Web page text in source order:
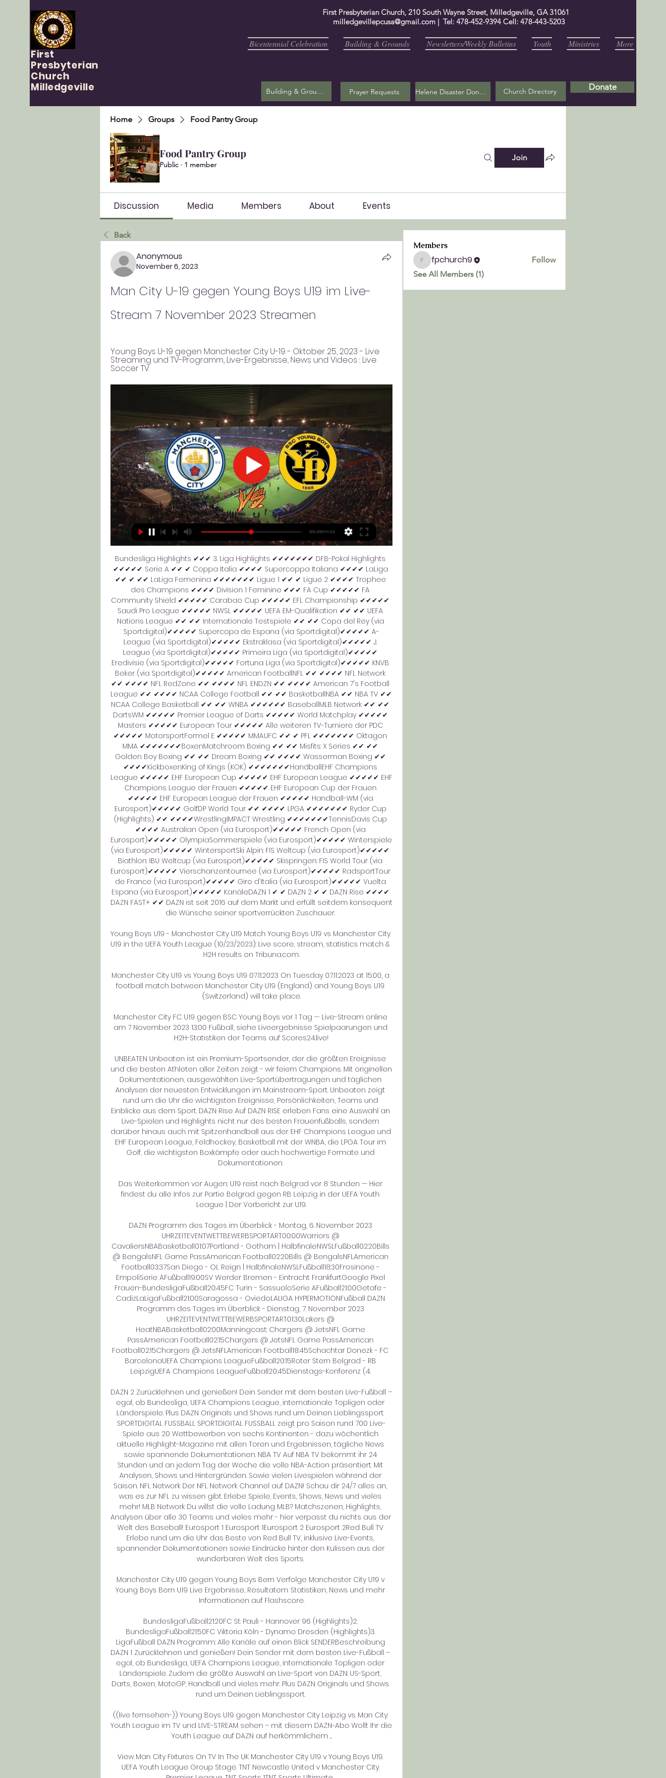
First
Presbyterian
Church
Milledgeville
First Presbyterian Church, 210 South Wayne Street, Milledgeville, GA 31061
milledgevillepcusa@gmail.com | Tel: 478-452-9394 Cell: 478-443-5203
Bicentennial Celebration Building & Grounds Newsletters/Weekly Bulletins Youth Ministries More
Building & Grounds Prayer Requests Helene Disaster Donation Church Directory Donate
Home Groups Food Pantry Group
Food Pantry Group
Public · 1 member
Join
Discussion Media Members About Events
Back
Anonymous
November 6, 2023
Man City U-19 gegen Young Boys U19 im Live-
Stream 7 November 2023 Streamen
Young Boys U-19 gegen Manchester City U-19 - Oktober 25, 2023 - Live
Streaming und TV-Programm, Live-Ergebnisse, News und Videos :: Live
Soccer TV.
Bundesliga Highlights ✔✔✔ 3. Liga Highlights ✔✔✔✔✔✔✔ DFB-Pokal Highlights
✔✔✔✔✔ Serie A ✔✔ ✔ Coppa Italia ✔✔✔✔ Supercoppa Italiana ✔✔✔✔ LaLiga
✔✔ ✔ ✔✔ LaLiga Femenina ✔✔✔✔✔✔✔ Ligue 1 ✔✔ ✔ Ligue 2 ✔✔✔✔ Trophee
des Champions ✔✔✔✔ Division 1 Feminine ✔✔✔ FA Cup ✔✔✔✔✔ FA
Community Shield ✔✔✔✔✔ Carabao Cup ✔✔✔✔✔ EFL Championship ✔✔✔✔✔
Saudi Pro League ✔✔✔✔✔ NWSL ✔✔✔✔✔ UEFA EM-Qualifikation ✔✔ ✔✔ UEFA
Nations League ✔✔ ✔✔ Internationale Testspiele ✔✔ ✔✔ Copa del Rey (via
Sportdigital)✔✔✔✔✔ Supercopa de Espana (via Sportdigital)✔✔✔✔✔ A-
League (via Sportdigital)✔✔✔✔✔ Ekstraklasa (via Sportdigital)✔✔✔✔✔ J.
League (via Sportdigital)✔✔✔✔✔ Primeira Liga (via Sportdigital)✔✔✔✔✔
Eredivisie (via Sportdigital)✔✔✔✔✔ Fortuna Liga (via Sportdigital)✔✔✔✔✔ KNVB
Beker (via Sportdigital)✔✔✔✔✔ American FootballNFL ✔✔ ✔✔✔✔ NFL Network
✔✔ ✔✔✔✔ NFL RedZone ✔✔ ✔✔✔✔ NFL ENDZN ✔✔ ✔✔✔✔ American 7's Football
League ✔✔ ✔✔✔✔ NCAA College Football ✔✔ ✔✔ BasketballNBA ✔✔ NBA TV ✔✔
NCAA College Basketball ✔✔ ✔✔ WNBA ✔✔✔✔✔✔ BaseballMLB Network ✔✔ ✔✔
DartsWM ✔✔✔✔✔ Premier League of Darts ✔✔✔✔✔ World Matchplay ✔✔✔✔✔
Masters ✔✔✔✔✔ European Tour ✔✔✔✔✔ Alle weiteren TV-Turniere der PDC
✔✔✔✔✔ MotorsportFormel E ✔✔✔✔✔ MMAUFC ✔✔ ✔ PFL ✔✔✔✔✔✔✔ Oktagon
MMA ✔✔✔✔✔✔✔BoxenMatchroom Boxing ✔✔ ✔✔ Misfits: X Series ✔✔ ✔✔
Golden Boy Boxing ✔✔ ✔✔ Dream Boxing ✔✔ ✔✔✔✔ Wasserman Boxing ✔✔
✔✔✔✔KickboxenKing of Kings (KOK) ✔✔✔✔✔✔✔HandballEHF Champions
League ✔✔✔✔✔ EHF European Cup ✔✔✔✔✔ EHF European League ✔✔✔✔✔ EHF
Champions League der Frauen ✔✔✔✔✔ EHF European Cup der Frauen
✔✔✔✔✔ EHF European League der Frauen ✔✔✔✔✔ Handball-WM (via
Eurosport)✔✔✔✔✔ GolfDP World Tour ✔✔ ✔✔✔✔ LPGA ✔✔✔✔✔✔✔ Ryder Cup
(Highlights) ✔✔ ✔✔✔✔WrestlingIMPACT Wrestling ✔✔✔✔✔✔✔TennisDavis Cup
✔✔✔✔ Australian Open (via Eurosport)✔✔✔✔✔ French Open (via
Eurosport)✔✔✔✔✔ OlympiaSommerspiele (via Eurosport)✔✔✔✔✔ Winterspiele
(via Eurosport)✔✔✔✔✔ WintersportSki Alpin: FIS Weltcup (via Eurosport)✔✔✔✔✔
Biathlon: IBU Weltcup (via Eurosport)✔✔✔✔✔ Skispringen: FIS World Tour (via
Eurosport)✔✔✔✔✔ Vierschanzentournee (via Eurosport)✔✔✔✔✔ RadsportTour
de France (via Eurosport)✔✔✔✔✔ Giro d'Italia (via Eurosport)✔✔✔✔✔ Vuelta
Espana (via Eurosport)✔✔✔✔✔ KanäleDAZN 1 ✔ ✔ DAZN 2 ✔ ✔ DAZN Rise ✔✔✔✔
DAZN FAST+ ✔✔ DAZN ist seit 2016 auf dem Markt und erfüllt seitdem konsequent
die Wünsche seiner sportverrückten Zuschauer.
Young Boys U19 - Manchester City U19 Match Young Boys U19 vs Manchester City
U19 in the UEFA Youth League (10/23/2023): Live score, stream, statistics match &
H2H results on Tribuna.com.
Manchester City U19 vs Young Boys U19 07.11.2023 On Tuesday 07.11.2023 at 15:00, a
football match between Manchester City U19 (England) and Young Boys U19
(Switzerland) will take place.
Manchester City FC U19 gegen BSC Young Boys vor 1 Tag — Live-Stream online
am 7 November 2023 13:00 Fußball, siehe Liveergebnisse Spielpaarungen und
H2H-Statistiken der Teams auf Scores24.live!
UNBEATEN Unbeaten ist ein Premium-Sportsender, der die größten Ereignisse
und die besten Athleten aller Zeiten zeigt - wir feiern Champions. Mit originellen
Dokumentationen, ausgewählten Live-Sportübertragungen und täglichen
Analysen der neuesten Entwicklungen im Mainstream-Sport. Unbeaten zeigt
rund um die Uhr die wichtigsten Ereignisse, Persönlichkeiten, Teams und
Einblicke aus dem Sport. DAZN Rise Auf DAZN RISE erleben Fans eine Auswahl an
Live-Spielen und Highlights nicht nur des besten Frauenfußballs, sondern
darüber hinaus auch mit Spitzenhandball aus der EHF Champions League und
EHF European League, Feldhockey, Basketball mit der WNBA, die LPGA Tour im
Golf, die wichtigsten Boxkämpfe oder auch hochwertige Formate und
Dokumentationen.
Das Weiterkommen vor Augen: U19 reist nach Belgrad vor 8 Stunden — Hier
findest du alle Infos zur Partie Belgrad gegen RB Leipzig in der UEFA Youth
League | Der Vorbericht zur U19.
DAZN Programm des Tages im Überblick - Montag, 6. November 2023
UHRZEITEVENTWETTBEWERBSPORTART00:00Warriors @
CavaliersNBABasketball01:07Portland - Gotham | HalbfinaleNWSLFußball02:20Bills
@ BengalsNFL Game PassAmerican Football02:20Bills @ BengalsNFLAmerican
Football03:37San Diego - OL Reign | HalbfinaleNWSLFußball18:30Frosinone -
EmpoliSerie AFußball19:00SV Werder Bremen - Eintracht FrankfurtGoogle Pixel
Frauen-BundesligaFußball20:45FC Turin - SassuoloSerie AFußball21:00Getafe -
CadizLaLigaFußball21:00Saragossa - OviedoLALIGA HYPERMOTIONFußball DAZN
Programm des Tages im Überblick - Dienstag, 7. November 2023
UHRZEITEVENTWETTBEWERBSPORTART01:30Lakers @
HeatNBABasketball02:00Manningcast: Chargers @ JetsNFL Game
PassAmerican Football02:15Chargers @ JetsNFL Game PassAmerican
Football02:15Chargers @ JetsNFLAmerican Football18:45Schachtar Donezk - FC
BarcelonaUEFA Champions LeagueFußball20:15Roter Stern Belgrad - RB
LeipzigUEFA Champions LeagueFußball20:45Dienstags-Konferenz (4.
DAZN 2 ​Zurücklehnen und genießen! Dein Sender mit dem besten Live-Fußball –
egal, ob Bundesliga, UEFA Champions League, internationale Topligen oder
Länderspiele. Plus DAZN Originals und Shows rund um Deinen Lieblingssport.
SPORTDIGITAL FUSSBALL SPORTDIGITAL FUSSBALL zeigt pro Saison rund 700 Live-
Spiele aus 20 Wettbewerben von sechs Kontinenten - dazu wöchentlich
aktuelle Highlight-Magazine mit allen Toren und Ergebnissen, tägliche News
sowie spannende Dokumentationen. NBA TV Auf NBA TV bekommt ihr 24
Stunden und an jedem Tag der Woche die volle NBA-Action präsentiert. Mit
Analysen, Shows und Hintergründen. Sowie vielen Livespielen während der
Saison. NFL Network Der NFL Network Channel auf DAZN! Schau dir 24/7 alles an,
was es zur NFL zu wissen gibt. Erlebe Spiele, Events, Shows, News und vieles
mehr! MLB Network Du willst die volle Ladung MLB? Matchszenen, Highlights,
Analysen über alle 30 Teams und vieles mehr - hier verpasst du nichts aus der
Welt des Baseball! Eurosport 1 Eurosport 1Eurosport 2 Eurosport 2Red Bull TV
Erlebe rund um die Uhr das Beste von Red Bull TV, inklusive Live-Events,
spannender Dokumentationen sowie Eindrücke hinter den Kulissen aus der
wunderbaren Welt des Sports.
Manchester City U19 gegen Young Boys Bern Verfolge Manchester City U19 v
Young Boys Bern U19 Live Ergebnisse, Resultatem Statistiken, News und mehr
Informationen auf Flashscore.
BundesligaFußball21:20FC St. Pauli - Hannover 96 (Highlights)2.
BundesligaFußball21:50FC Viktoria Köln - Dynamo Dresden (Highlights)3.
LigaFußball DAZN Programm: Alle Kanäle auf einen Blick SENDERBeschreibung
DAZN 1 Zurücklehnen und genießen! Dein Sender mit dem besten Live-Fußball –
egal, ob Bundesliga, UEFA Champions League, internationale Topligen oder
Länderspiele. Zudem die größte Auswahl an Live-Sport von DAZN: US-Sport,
Darts, Boxen, MotoGP, Handball und vieles mehr. Plus DAZN Originals und Shows
rund um Deinen Lieblingssport.
((live fernsehen-)) Young Boys U19 gegen Manchester City Leipzig vs. Man City:
Youth League im TV und LIVE-STREAM sehen – mit diesem DAZN-Abo Wollt Ihr die
Youth League auf DAZN auf herkömmlichem ...
View Man City Fixtures On TV In The UK Manchester City U19 v Young Boys U19.
UEFA Youth League Group Stage. TNT Newcastle United v Manchester City.
Members
fpchurch9
fpchurch9
Follow
See All Members (1)